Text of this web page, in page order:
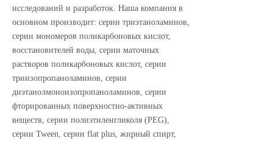
исследований и разработок. Наша компания в
основном производит: серии триэтаноламинов,
серии мономеров поликарбоновых кислот,
восстановителей воды, серии маточных
растворов поликарбоновых кислот, серии
триизопропаноламинов, серии
диэтанолмоноизопропаноламинов, серии
фторированных поверхностно-активных
веществ, серии полиэтиленгликоля (PEG),
серии Tween, серии flat plus, жирный спирт,